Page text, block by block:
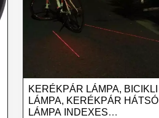
KERÉKPÁR LÁMPA, BICIKLI
LÁMPA, KERÉKPÁR HÁTSÓ
LÁMPA INDEXES